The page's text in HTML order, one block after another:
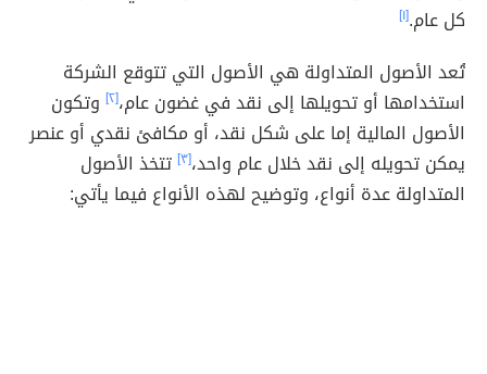
كل عام.[١]
تُعد الأصول المتداولة هي الأصول التي تتوقع الشركة
استخدامها أو تحويلها إلى نقد في غضون عام،[٢]
وتكون
الأصول المالية إما على شكل نقد، أو مكافئ نقدي أو عنصر
يمكن تحويله إلى نقد خلال عام واحد،[٣]
تتخذ الأصول
المتداولة عدة أنواع، وتوضيح لهذه الأنواع فيما يأتي: